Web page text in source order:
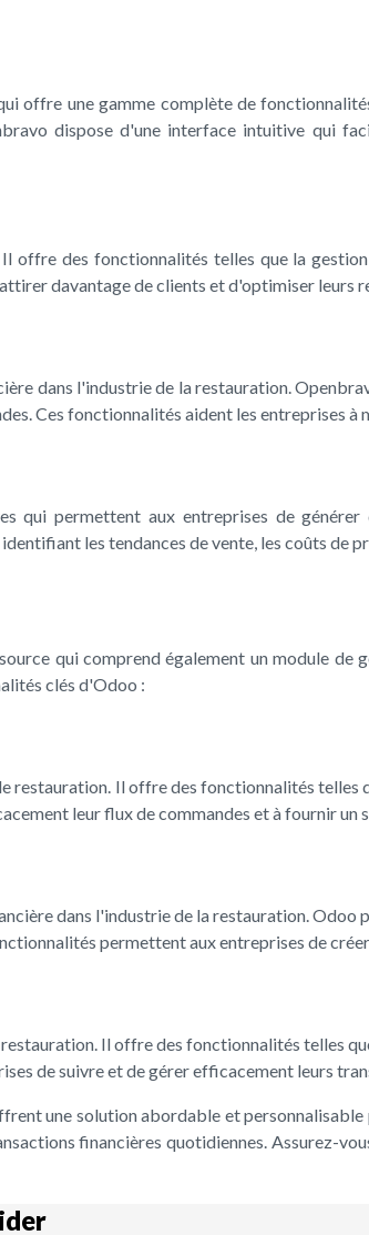
offre une gamme complète de
dispose d'une interface intuitive qui
offre des fonctionnalités telles que la
davantage de clients et d'optimiser leurs
dans l'industrie de la restauration.
Ces fonctionnalités aident les entreprises
qui permettent aux entreprises de
les tendances de vente, les coûts de
qui comprend également un module de
clés d'Odoo :
Il offre des fonctionnalités telles
leur flux de commandes et à fournir un
dans l'industrie de la restauration.
permettent aux entreprises de
Il offre des fonctionnalités telles
de suivre et de gérer efficacement leurs
une solution abordable et
financières quotidiennes. Assurez-